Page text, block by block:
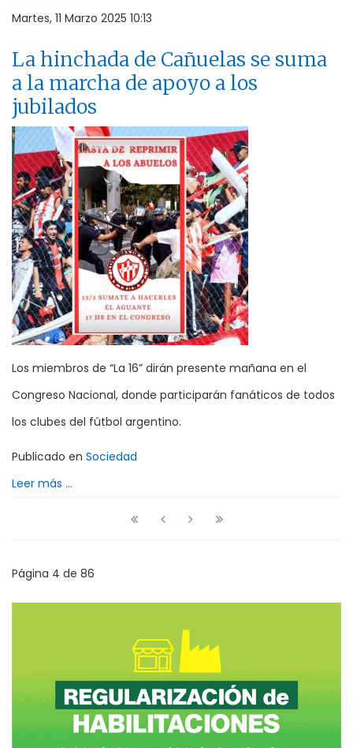
Martes, 11 Marzo 2025 10:13
La hinchada de Cañuelas se suma
a la marcha de apoyo a los
jubilados
Los miembros de “La 16” dirán presente mañana en el
Congreso Nacional, donde participarán fanáticos de todos
los clubes del fútbol argentino.
Publicado en Sociedad
Leer más ...
Página 4 de 86